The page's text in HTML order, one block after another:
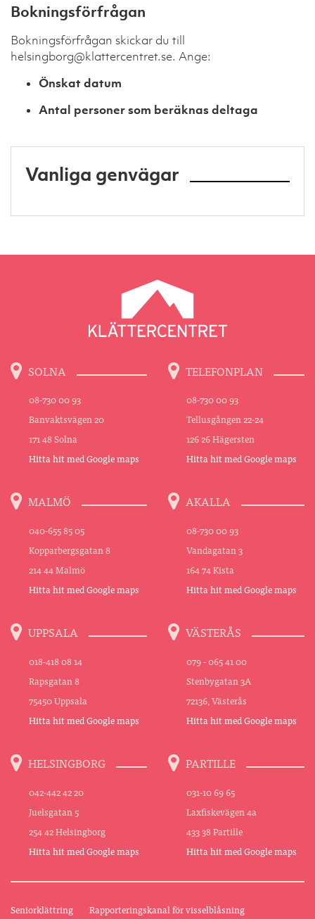
Bokningsförfrågan
Bokningsförfrågan skickar du till
helsingborg@klattercentret.se. Ange:
Önskat datum
Antal personer som beräknas deltaga
Vanliga genvägar
SOLNA
08-730 00 93
Banvaktsvägen 20
171 48 Solna
Hitta hit med Google maps
TELEFONPLAN
08-730 00 93
Tellusgången 22-24
126 26 Hägersten
Hitta hit med Google maps
MALMÖ
040-655 85 05
Kopparbergsgatan 8
214 44 Malmö
Hitta hit med Google maps
AKALLA
08-730 00 93
Vandagatan 3
164 74 Kista
Hitta hit med Google maps
UPPSALA
018-418 08 14
Rapsgatan 8
75450 Uppsala
Hitta hit med Google maps
VÄSTERÅS
079 - 065 41 00
Stenbygatan 3A
72136, Västerås
Hitta hit med Google maps
HELSINGBORG
042-442 42 20
Juelsgatan 5
254 42 Helsingborg
Hitta hit med Google maps
PARTILLE
031-10 69 65
Laxfiskevägen 4a
433 38 Partille
Hitta hit med Google maps
Seniorklättring
Rapporteringskanal för visselblåsning